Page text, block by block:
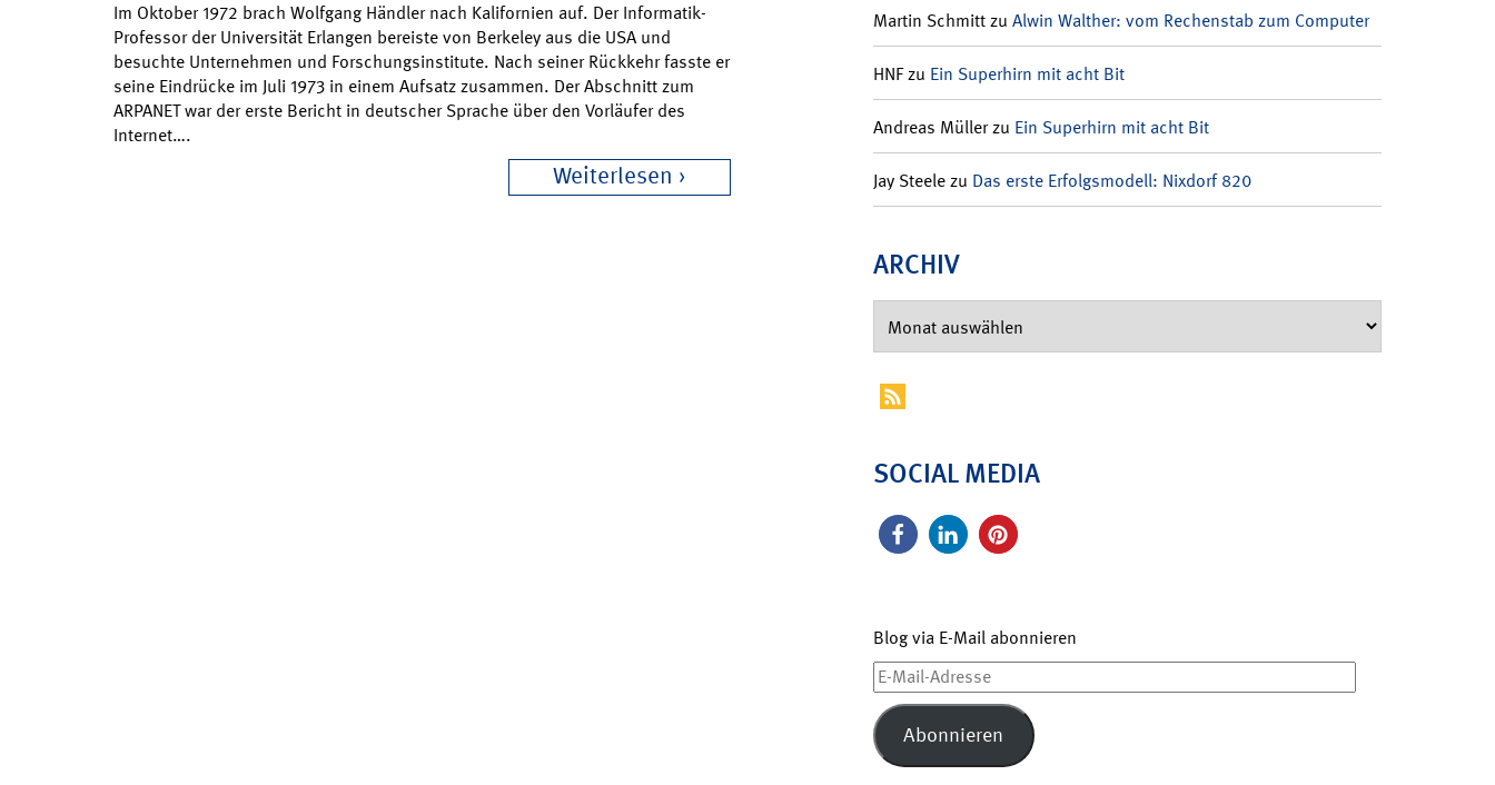
Im Oktober 1972 brach Wolfgang Händler nach Kalifornien auf. Der Informatik-
Professor der Universität Erlangen bereiste von Berkeley aus die USA und
besuchte Unternehmen und Forschungsinstitute. Nach seiner Rückkehr fasste er
seine Eindrücke im Juli 1973 in einem Aufsatz zusammen. Der Abschnitt zum
ARPANET war der erste Bericht in deutscher Sprache über den Vorläufer des
Internet….
Weiterlesen
Martin Schmittzu Alwin Walther: vom Rechenstab zum Computer
HNFzu Ein Superhirn mit acht Bit
Andreas Müllerzu Ein Superhirn mit acht Bit
Jay Steelezu Das erste Erfolgsmodell: Nixdorf 820
ARCHIV
SOCIAL MEDIA
Blog via E-Mail abonnieren
E-
Mail-
Adresse
Abonnieren